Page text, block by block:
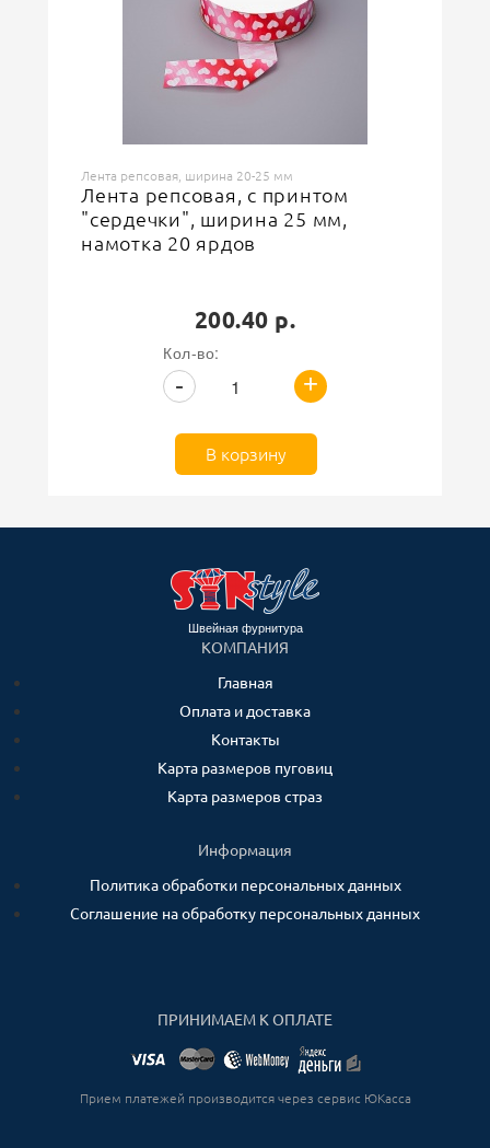
Лента репсовая, ширина 20-25 мм
Лента репсовая, с принтом
"сердечки", ширина 25 мм,
намотка 20 ярдов
200.40 р.
Кол-во:
+
-
В корзину
Швейная фурнитура
КОМПАНИЯ
Главная
Оплата и доставка
Контакты
Карта размеров пуговиц
Карта размеров страз
Информация
Политика обработки персональных данных
Соглашение на обработку персональных данных
ПРИНИМАЕМ К ОПЛАТЕ
Прием платежей производится через сервис ЮКасса